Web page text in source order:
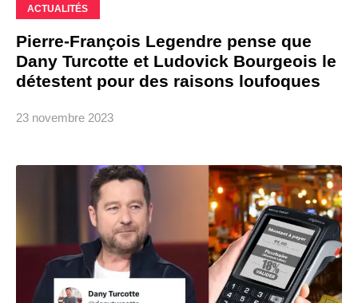
ACTUALITÉS
Pierre-François Legendre pense que
Dany Turcotte et Ludovick Bourgeois le
détestent pour des raisons loufoques
23 novembre 2023